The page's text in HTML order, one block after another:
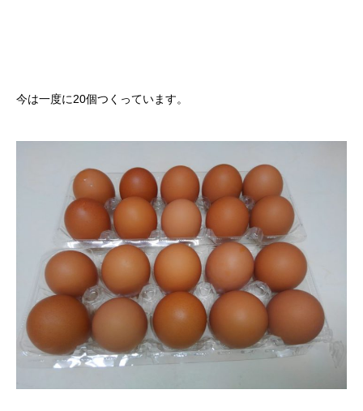
今は一度に20個つくっています。